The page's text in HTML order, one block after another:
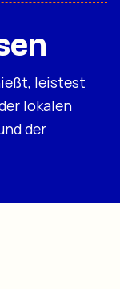
leistest
lokalen
der